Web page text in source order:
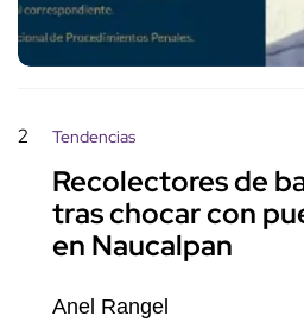
2 Tendencias
Recolectores de
tras chocar con
en Naucalpan
Anel Rangel